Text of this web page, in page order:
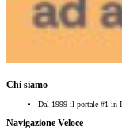
Chi siamo
Dal 1999 il portale #1 in
Navigazione Veloce